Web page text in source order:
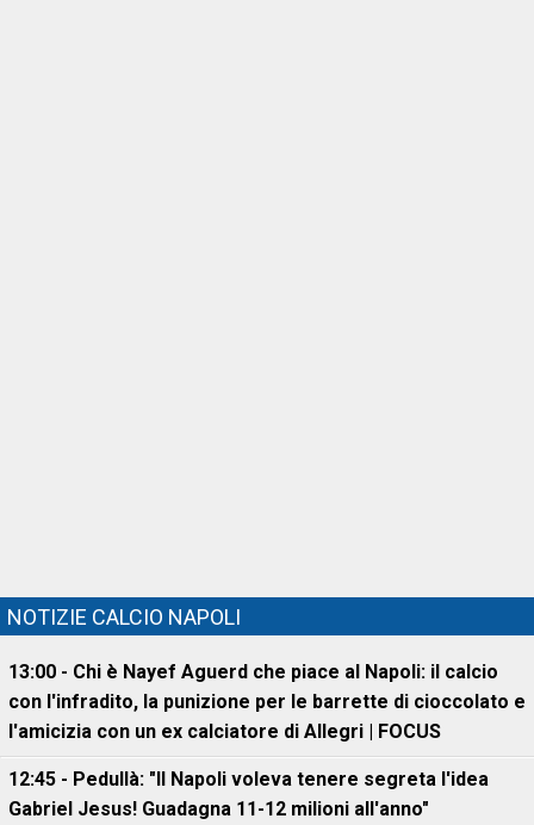
NOTIZIE CALCIO NAPOLI
13:00 - Chi è Nayef Aguerd che piace al Napoli: il calcio
con l'infradito, la punizione per le barrette di cioccolato e
l'amicizia con un ex calciatore di Allegri | FOCUS
12:45 - Pedullà: "Il Napoli voleva tenere segreta l'idea
Gabriel Jesus! Guadagna 11-12 milioni all'anno"